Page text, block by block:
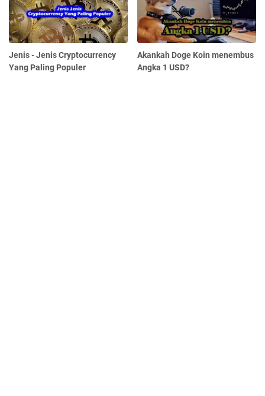
Jenis - Jenis Cryptocurrency
Yang Paling Populer
Akankah Doge Koin menembus
Angka 1 USD?